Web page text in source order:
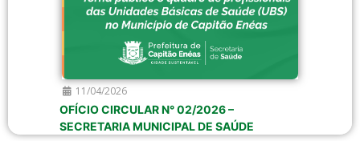
11/04/2026
OFÍCIO CIRCULAR N° 02/2026 –
SECRETARIA MUNICIPAL DE SAÚDE